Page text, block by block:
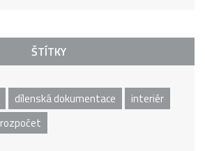
ŠTÍTKY
dílenská dokumentace
interiér
rozpočet